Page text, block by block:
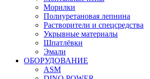
Морилки
Полиуретановая лепнина
Растворители и спецсредства
Укрывные материалы
Шпатлёвки
Эмали
ОБОРУДОВАНИЕ
ASM